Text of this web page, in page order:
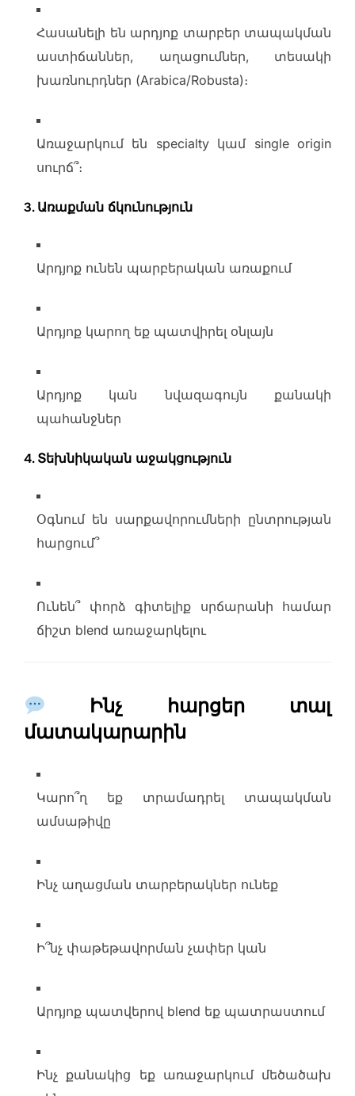
Հասանելի են արդյոք տարբեր տապակման
աստիճաններ, աղացումներ, տեսակի
խառնուրդներ (Arabica/Robusta)։
Առաջարկում են specialty կամ single origin
սուրճ՞։
3.Առաքման ճկունություն
Արդյոք ունեն պարբերական առաքում
Արդյոք կարող եք պատվիրել օնլայն
Արդյոք կան նվազագույն քանակի
պահանջներ
4.Տեխնիկական աջակցություն
Օգնում են սարքավորումների ընտրության
հարցում՞
Ունեն՞ փորձ գիտելիք սրճարանի համար
ճիշտ blend առաջարկելու
Ինչ հարցեր տալ
մատակարարին
Կարո՞ղ եք տրամադրել տապակման
ամսաթիվը
Ինչ աղացման տարբերակներ ունեք
Ի՞նչ փաթեթավորման չափեր կան
Արդյոք պատվերով blend եք պատրաստում
Ինչ քանակից եք առաջարկում մեծածախ